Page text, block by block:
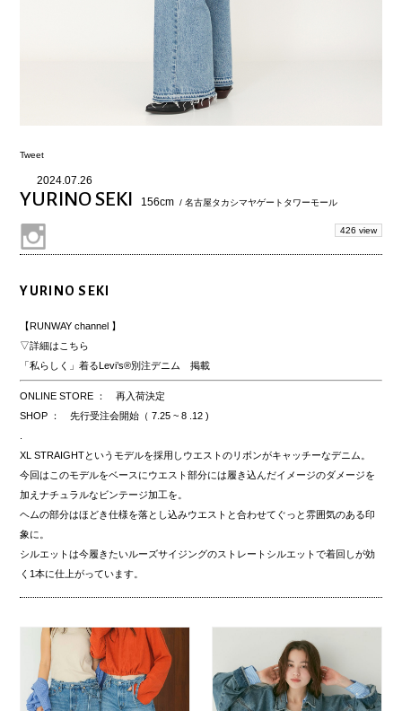
Tweet
2024.07.26
YURINO SEKI 156cm / 名古屋タカシマヤゲートタワーモール
426 view
YURINO SEKI
【RUNWAY channel 】
▽詳細はこちら
「私らしく」着るLevi’s®別注デニム 掲載
ONLINE STORE ： 再入荷決定
SHOP ： 先行受注会開始（ 7.25 ~ 8 .12 )
XL STRAIGHTというモデルを採用しウエストのリボンがキャッチーなデニム。
今回はこのモデルをベースにウエスト部分には履き込んだイメージのダメージを
加えナチュラルなビンテージ加工を。
ヘムの部分はほどき仕様を落とし込みウエストと合わせてぐっと雰囲気のある印
象に。
シルエットは今履きたいルーズサイジングのストレートシルエットで着回しが効
く1本に仕上がっています。